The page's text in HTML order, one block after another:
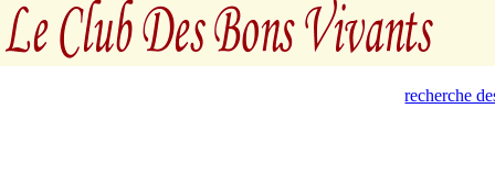
recherche